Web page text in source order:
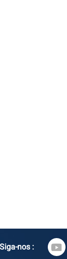
na China,
de P&D e
Siga-nos :